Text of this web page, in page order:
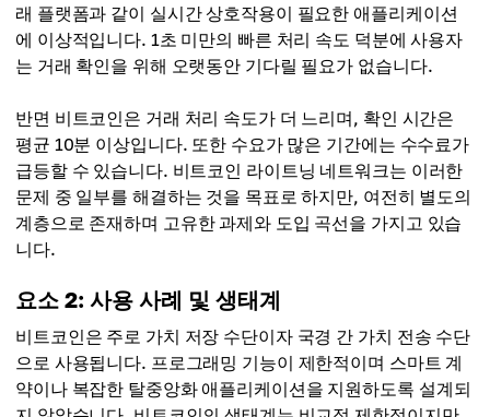
래 플랫폼과 같이 실시간 상호작용이 필요한 애플리케이션
에 이상적입니다. 1초 미만의 빠른 처리 속도 덕분에 사용자
는 거래 확인을 위해 오랫동안 기다릴 필요가 없습니다.
반면 비트코인은 거래 처리 속도가 더 느리며, 확인 시간은
평균 10분 이상입니다. 또한 수요가 많은 기간에는 수수료가
급등할 수 있습니다. 비트코인 ​​라이트닝 네트워크는 이러한
문제 중 일부를 해결하는 것을 목표로 하지만, 여전히 별도의
계층으로 존재하며 고유한 과제와 도입 곡선을 가지고 있습
니다.
요소 2: 사용 사례 및 생태계
비트코인은 주로 가치 저장 수단이자 국경 간 가치 전송 수단
으로 사용됩니다. 프로그래밍 기능이 제한적이며 스마트 계
약이나 복잡한 탈중앙화 애플리케이션을 지원하도록 설계되